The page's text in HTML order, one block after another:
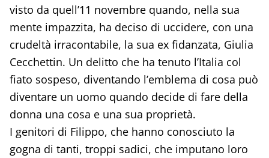
visto da quell’11 novembre quando, nella sua
mente impazzita, ha deciso di uccidere, con una
crudeltà irracontabile, la sua ex fidanzata, Giulia
Cecchettin. Un delitto che ha tenuto l’Italia col
fiato sospeso, diventando l’emblema di cosa può
diventare un uomo quando decide di fare della
donna una cosa e una sua proprietà.
I genitori di Filippo, che hanno conosciuto la
gogna di tanti, troppi sadici, che imputano loro